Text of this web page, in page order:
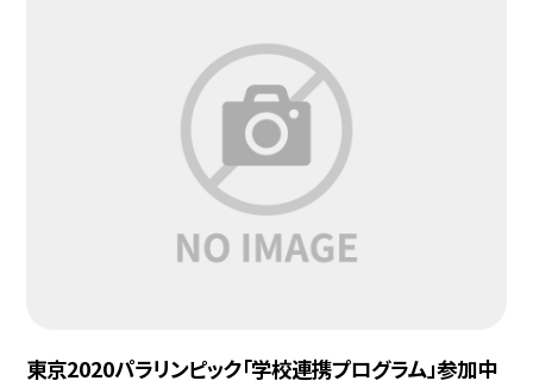
東京2020パラリンピック「学校連携プログラム」参加中